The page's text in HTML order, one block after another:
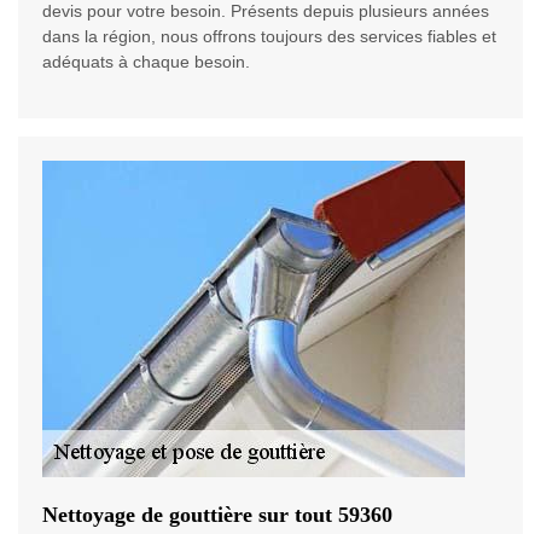
devis pour votre besoin. Présents depuis plusieurs années
dans la région, nous offrons toujours des services fiables et
adéquats à chaque besoin.
Nettoyage de gouttière sur tout 59360